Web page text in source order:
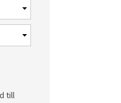
till